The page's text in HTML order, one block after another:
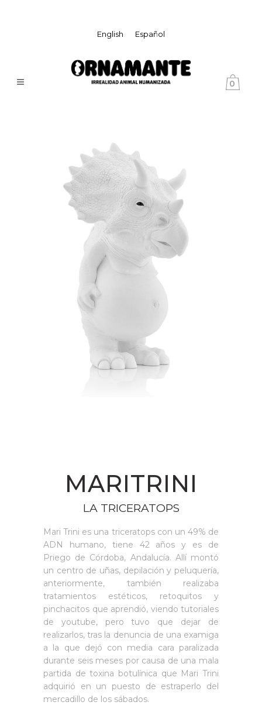
English Español
0
MARITRINI
LA TRICERATOPS
Mari Trini es una triceratops con un 49% de
ADN humano, tiene 42 años y es de
Priego de Córdoba, Andalucía. Allí montó
un centro de uñas, depilación y peluquería,
anteriormente, también realizaba
tratamientos estéticos, retoquitos y
pinchacitos que aprendió, viendo tutoriales
de youtube, pero tuvo que dejar de
realizarlos, tras la denuncia de una examiga
a la que dejó con media cara paralizada
durante seis meses por causa de una mala
partida de toxina botulínica que Mari Trini
adquirió en un puesto de estraperlo del
mercadillo de los sábados.